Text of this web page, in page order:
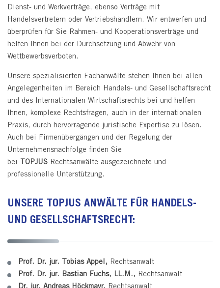
Dienst- und Werkverträge, ebenso Verträge mit
Handelsvertretern oder Vertriebshändlern. Wir entwerfen und
überprüfen für Sie Rahmen- und Kooperationsverträge und
helfen Ihnen bei der Durchsetzung und Abwehr von
Wettbewerbsverboten.
Unsere spezialisierten Fachanwälte stehen Ihnen bei allen
Angelegenheiten im Bereich Handels- und Gesellschaftsrecht
und des Internationalen Wirtschaftsrechts bei und helfen
Ihnen, komplexe Rechtsfragen, auch in der internationalen
Praxis, durch hervorragende juristische Expertise zu lösen.
Auch bei Firmenübergängen und der Regelung der
Unternehmensnachfolge finden Sie
bei
TOPJUS Rechtsanwälte ausgezeichnete und
professionelle Unterstützung.
UNSERE TOPJUS ANWÄLTE FÜR HANDELS-
UND GESELLSCHAFTSRECHT:
Prof. Dr. jur. Tobias Appel , Rechtsanwalt
Prof. Dr. jur. Bastian Fuchs, LL.M., Rechtsanwalt